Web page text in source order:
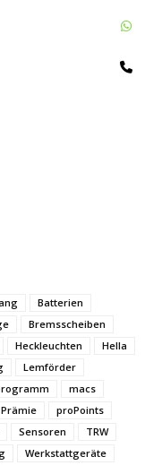
Batterien
Bremsscheiben
Heckleuchten
Hella
Lemförder
macs
Prämie
proPoints
Sensoren
TRW
Werkstattgeräte